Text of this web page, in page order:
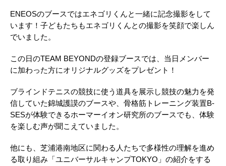
ENEOSのブースではエネゴリくんと一緒に記念撮影をして
います！子どもたちもエネゴリくんとの撮影を笑顔で楽しん
でいました。
この日のTEAM BEYONDの登録ブースでは、当日メンバー
に加わった方にオリジナルグッズをプレゼント！
ブラインドテニスの競技に使う道具を展示し競技の魅力を発
信していた錦城護謨のブースや、骨格筋トレーニング装置B-
SESが体験できるホーマーイオン研究所のブースでも、体験
を楽しむ声が聞こえていました。
他にも、芝浦港南地区に関わる人たちで多様性の理解を進め
る取り組み「ユニバーサルキャンプTOKYO」の紹介をする